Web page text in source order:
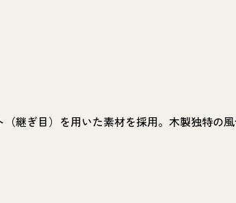
継ぎ目）を用いた素材を採用。木製独特の